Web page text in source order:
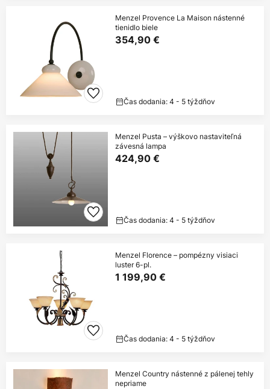
Menzel Provence La Maison nástenné
tienidlo biele
354,90 €
Čas dodania: 4 - 5 týždňov
Menzel Pusta – výškovo nastaviteľná
závesná lampa
424,90 €
Čas dodania: 4 - 5 týždňov
Menzel Florence – pompézny visiaci
luster 6-pl.
1 199,90 €
Čas dodania: 4 - 5 týždňov
Menzel Country nástenné z pálenej tehly
nepriame